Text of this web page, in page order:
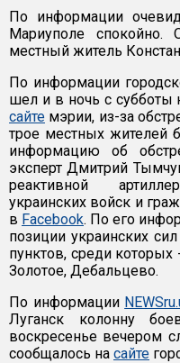
По информации
Мариуполе
местный житель
По информации
шел и в ночь с субботы
сайте мэрии, из-за
трое местных жителей
информацию об
эксперт Дмитрий
реактивной
украинских войск и
в Facebook. По его
позиции украинских
пунктов, среди
Золотое, Дебальцево.
По информации
Луганск колонну
воскресенье вечером
сообщалось на сайте